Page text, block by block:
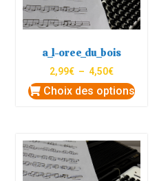
a_l-oree_du_bois
2,99€ – 4,50€
Choix des options